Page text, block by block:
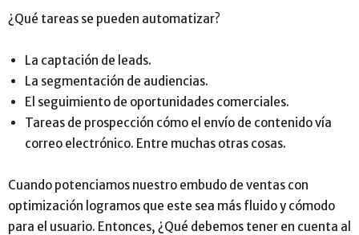
¿Qué tareas se pueden automatizar?
La captación de leads.
La segmentación de audiencias.
El seguimiento de oportunidades comerciales.
Tareas de prospección cómo el envío de contenido vía
correo electrónico. Entre muchas otras cosas.
Cuando potenciamos nuestro embudo de ventas con
optimización logramos que este sea más fluido y cómodo
para el usuario. Entonces, ¿Qué debemos tener en cuenta al